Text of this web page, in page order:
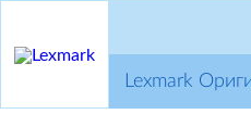
Lexmark